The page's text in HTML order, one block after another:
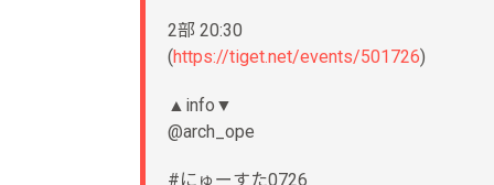
2部 20:30
(https://tiget.net/events/501726)
▲info▼
@arch_ope
#にゅーすた0726